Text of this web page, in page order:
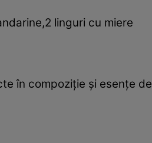
linguri cu miere
în compoziţie şi esenţe de